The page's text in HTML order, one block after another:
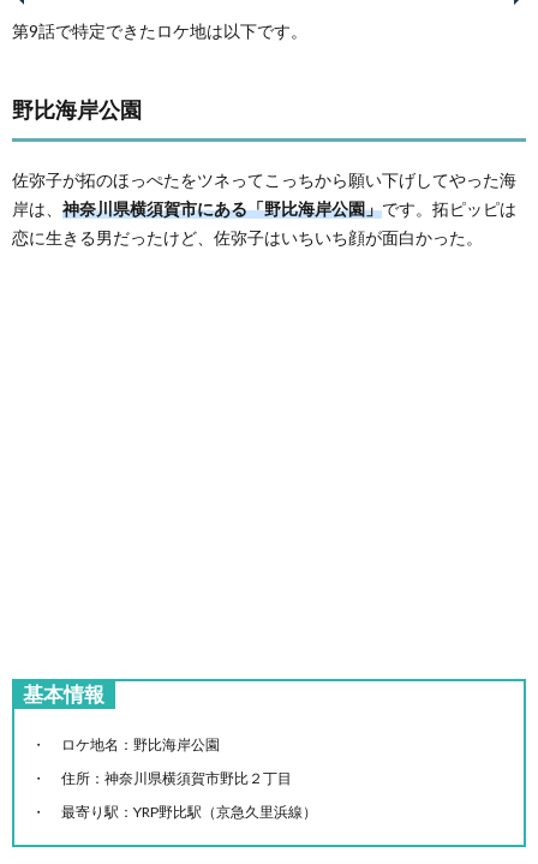
第9話で特定できたロケ地は以下です。
野比海岸公園
佐弥子が拓のほっぺたをツネってこっちから願い下げしてやった海
岸は、 神奈川県横須賀市にある「野比海岸公園」です。拓ピッピは
恋に生きる男だったけど、佐弥子はいちいち顔が面白かった。
基本情報
ロケ地名：野比海岸公園
住所：神奈川県横須賀市野比２丁目
最寄り駅：YRP野比駅（京急久里浜線）